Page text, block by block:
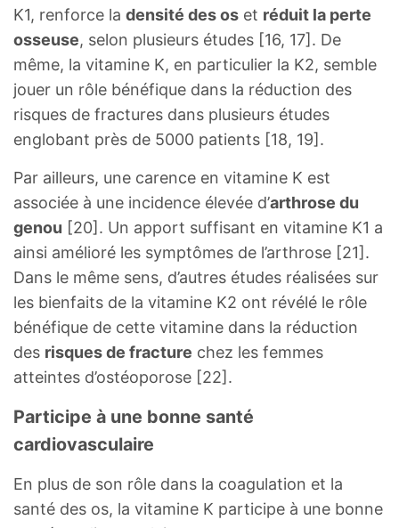
K1, renforce la densité des os et réduit la perte
osseuse, selon plusieurs études [16, 17]. De
même, la vitamine K, en particulier la K2, semble
jouer un rôle bénéfique dans la réduction des
risques de fractures dans plusieurs études
englobant près de 5000 patients [18, 19].
Par ailleurs, une carence en vitamine K est
associée à une incidence élevée d’arthrose du
genou [20]. Un apport suffisant en vitamine K1 a
ainsi amélioré les symptômes de l’arthrose [21].
Dans le même sens, d’autres études réalisées sur
les bienfaits de la vitamine K2 ont révélé le rôle
bénéfique de cette vitamine dans la réduction
des risques de fracture chez les femmes
atteintes d’ostéoporose [22].
Participe à une bonne santé
cardiovasculaire
En plus de son rôle dans la coagulation et la
santé des os, la vitamine K participe à une bonne